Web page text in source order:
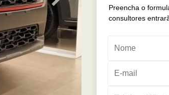
Preencha o
consultores